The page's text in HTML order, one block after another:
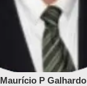
Maurício P Galhardo